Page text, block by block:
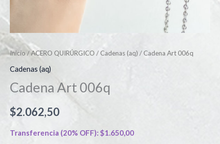
Inicio /ACERO QUIRÚRGICO /Cadenas (aq) / Cadena Art 006q
Cadenas (aq)
Cadena Art 006q
$2.062,50
Transferencia (20% OFF): $1.650,00